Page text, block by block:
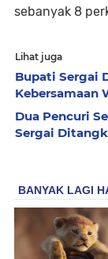
sebanyak 8
Lihat juga
Bupati Sergai
Kebersamaan
Dua Pencuri
Sergai